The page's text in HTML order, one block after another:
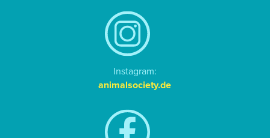
Instagram:
animalsociety.de